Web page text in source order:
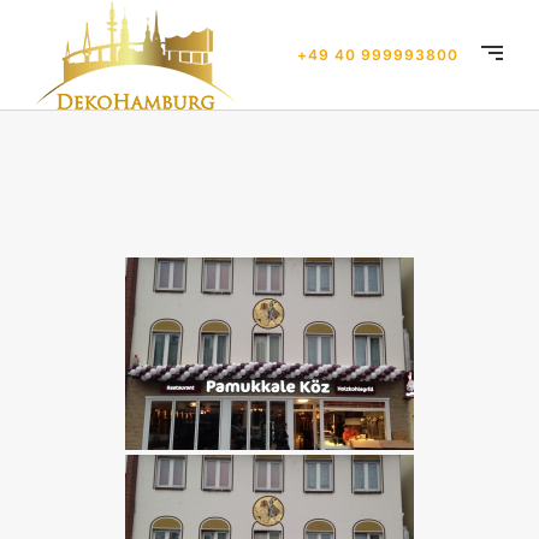
+49 40 999993800